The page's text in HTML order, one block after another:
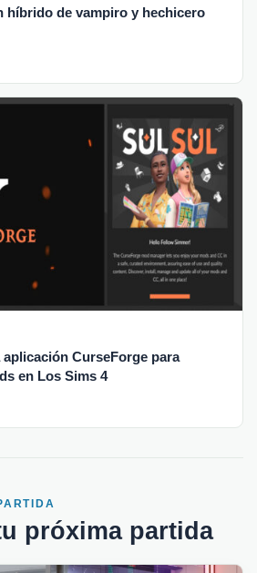
híbrido de vampiro y hechicero
CurseForge para
en Los Sims 4
próxima partida